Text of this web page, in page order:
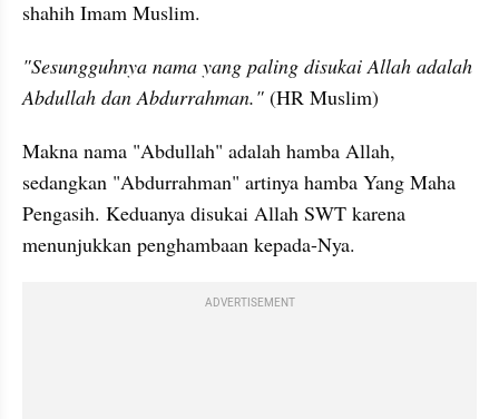
shahih Imam Muslim.
"Sesungguhnya nama yang paling disukai Allah adalah
Abdullah dan Abdurrahman." (HR Muslim)
Makna nama "Abdullah" adalah hamba Allah,
sedangkan "Abdurrahman" artinya hamba Yang Maha
Pengasih. Keduanya disukai Allah SWT karena
menunjukkan penghambaan kepada-Nya.
ADVERTISEMENT